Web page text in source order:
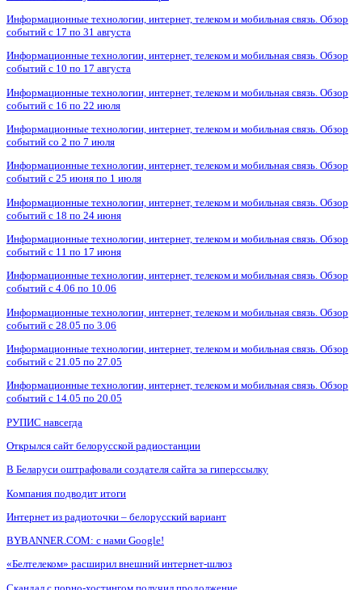
Информационные технологии, интернет, телеком и мобильная связь. Обзор
событий с 17 по 31 августа
Информационные технологии, интернет, телеком и мобильная связь. Обзор
событий с 10 по 17 августа
Информационные технологии, интернет, телеком и мобильная связь. Обзор
событий с 16 по 22 июля
Информационные технологии, интернет, телеком и мобильная связь. Обзор
событий со 2 по 7 июля
Информационные технологии, интернет, телеком и мобильная связь. Обзор
событий с 25 июня по 1 июля
Информационные технологии, интернет, телеком и мобильная связь. Обзор
событий с 18 по 24 июня
Информационные технологии, интернет, телеком и мобильная связь. Обзор
событий с 11 по 17 июня
Информационные технологии, интернет, телеком и мобильная связь. Обзор
событий с 4.06 по 10.06
Информационные технологии, интернет, телеком и мобильная связь. Обзор
событий с 28.05 по 3.06
Информационные технологии, интернет, телеком и мобильная связь. Обзор
событий с 21.05 по 27.05
Информационные технологии, интернет, телеком и мобильная связь. Обзор
событий с 14.05 по 20.05
РУПИС навсегда
Открылся сайт белорусской радиостанции
В Беларуси оштрафовали создателя сайта за гиперссылку
Компания подводит итоги
Интернет из радиоточки – белорусский вариант
BYBANNER.COM: c нами Google!
«Белтелеком» расширил внешний интернет-шлюз